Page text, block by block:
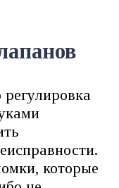
которые